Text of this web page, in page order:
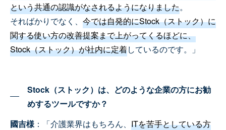
という共通の認識がなされるようになりました。
そればかりでなく、 今では自発的にStock（ストック）に
関する使い方の改善提案まで上がってくるほどに、
Stock（ストック）が社内に定着しているのです。」
Stock（ストック）は、どのような企業の方にお勧
めするツールですか？
國吉様：「介護業界はもちろん、 ITを苦手としている方